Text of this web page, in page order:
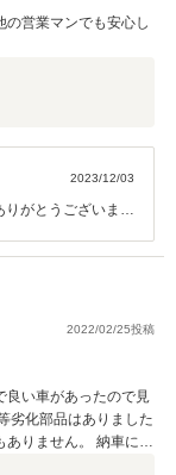
営業マンでも安心し
2023/12/03
がとうございまし
して何かお困りこ
せ。 今後ともよろ
2022/02/25投稿
良い車があったので見
劣化部品はありました
ありません。 納車にあ
でして頂きました。